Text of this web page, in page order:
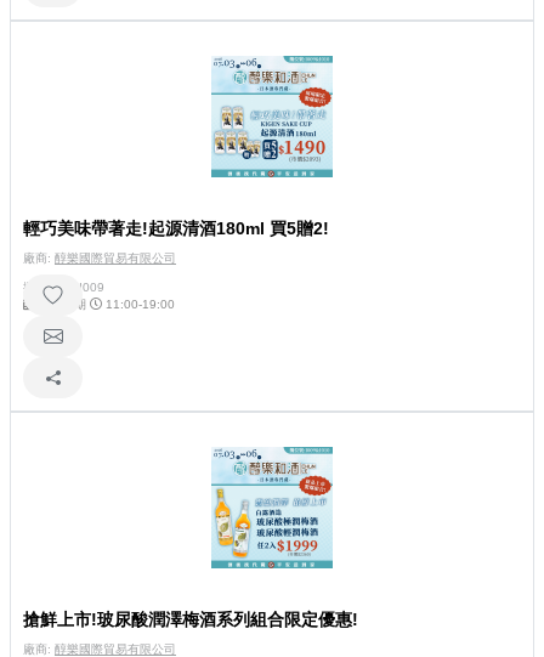
輕巧美味帶著走!起源清酒180ml 買5贈2!
廠商: 醇樂國際貿易有限公司
攤位號碼:
I009
每日展期
11:00-19:00
搶鮮上市!玻尿酸潤澤梅酒系列組合限定優惠!
廠商: 醇樂國際貿易有限公司